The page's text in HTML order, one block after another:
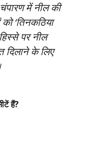
चंपारण में नील की
‘तिनकठिया
पर नील
दिलाने के लिए
हैं?